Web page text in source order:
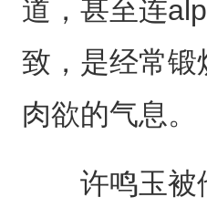
道，甚至连
致，是经常锻
肉欲的气息。
许鸣玉被他